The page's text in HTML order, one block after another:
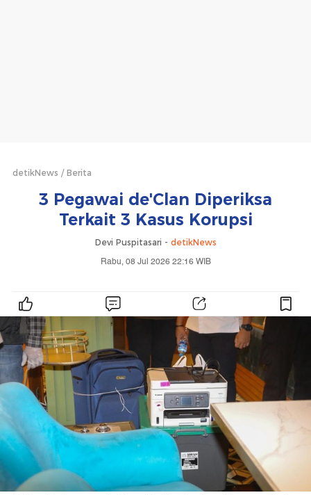
detikNews Berita
3 Pegawai de'Clan Diperiksa
Terkait 3 Kasus Korupsi
Devi Puspitasari - detikNews
Rabu, 08 Jul 2026 22:16 WIB